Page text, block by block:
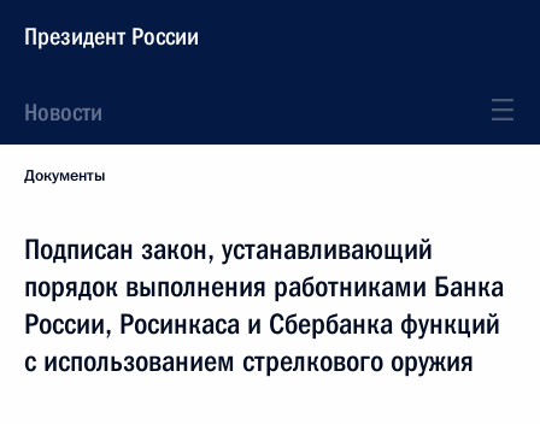
Президент России
Новости
Документы
Подписан закон, устанавливающий
порядок выполнения работниками Банка
России, Росинкаса и Сбербанка функций
с использованием стрелкового оружия